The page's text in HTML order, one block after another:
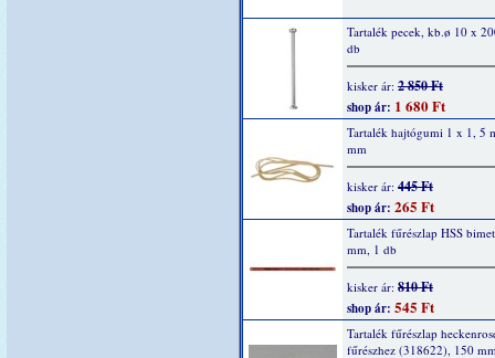
Tartalék pecek, kb.ø 10 x
db
kisker ár: 2 850 Ft
shop ár: 1 680 Ft
Tartalék hajtógumi 1 x 1, 5
mm
kisker ár: 445 Ft
shop ár: 265 Ft
Tartalék fűrészlap HSS
mm, 1 db
kisker ár: 810 Ft
shop ár: 545 Ft
Tartalék fűrészlap
fűrészhez (318622), 150